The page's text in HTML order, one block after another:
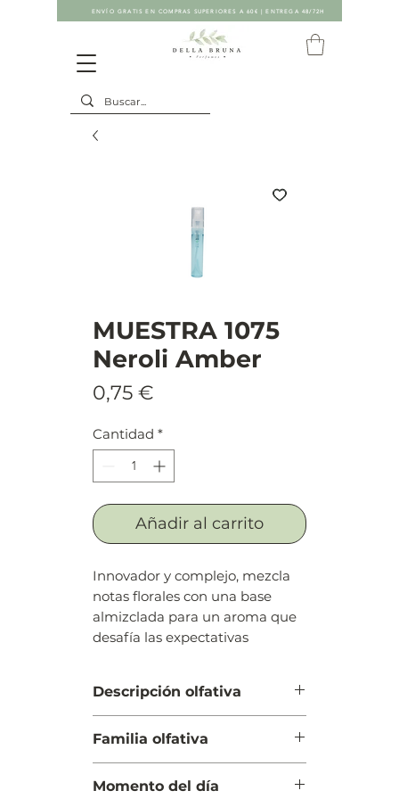
ENVÍO GRATIS EN COMPRAS SUPERIORES A 60€ | ENTREGA 48/72H
MUESTRA 1075
Neroli Amber
0,75 €
Cantidad *
Añadir al carrito
Innovador y complejo, mezcla
notas florales con una base
almizclada para un aroma que
desafía las expectativas
Descripción olfativa
bergamota
Cuerpo: Flor de azahar del
naranjo, jazmín sambac
Familia olfativa
Momento del día